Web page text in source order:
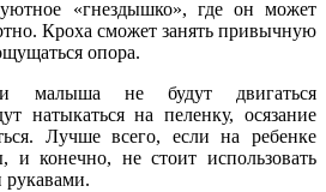
уютное «гнездышко», где он может
Кроха сможет занять привычную
опора.
малыша не будут двигаться
натыкаться на пеленку, осязание
Лучше всего, если на ребенке
конечно, не стоит использовать